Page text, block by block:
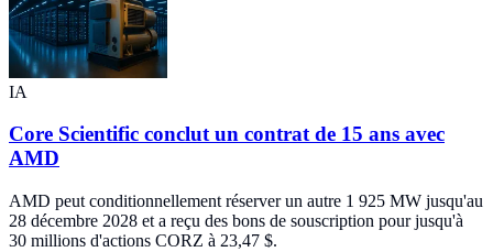
IA
Core Scientific conclut un contrat de 15 ans avec
AMD
AMD peut conditionnellement réserver un autre 1 925 MW jusqu'au
28 décembre 2028 et a reçu des bons de souscription pour jusqu'à
30 millions d'actions CORZ à 23,47 $.